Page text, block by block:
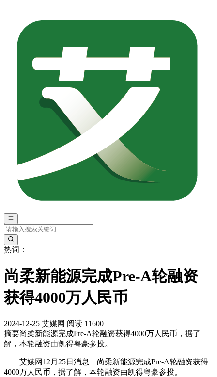
热词：
尚柔新能源完成Pre-A轮融资
获得4000万人民币
2024-12-25 艾媒网 阅读 11600
摘要尚柔新能源完成Pre-A轮融资获得4000万人民币，据了
解，本轮融资由凯得粤豪参投。
艾媒网12月25日消息，尚柔新能源完成Pre-A轮融资获得
4000万人民币，据了解，本轮融资由凯得粤豪参投。